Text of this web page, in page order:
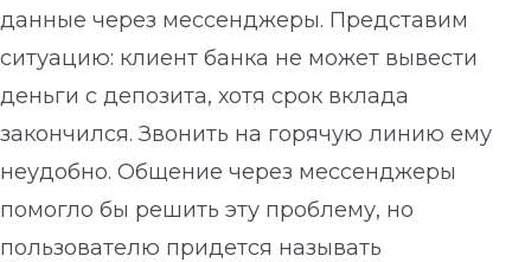
данные через мессенджеры. Представим
ситуацию: клиент банка не может вывести
деньги с депозита, хотя срок вклада
закончился. Звонить на горячую линию ему
неудобно. Общение через мессенджеры
помогло бы решить эту проблему, но
пользователю придется называть